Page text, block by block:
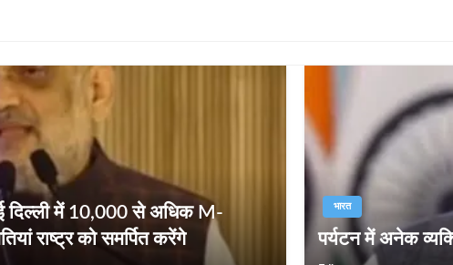
दिल्ली में 10,000 से अधिक M-
राष्ट्र को समर्पित करेंगे
भारत
पर्यटन में अनेक